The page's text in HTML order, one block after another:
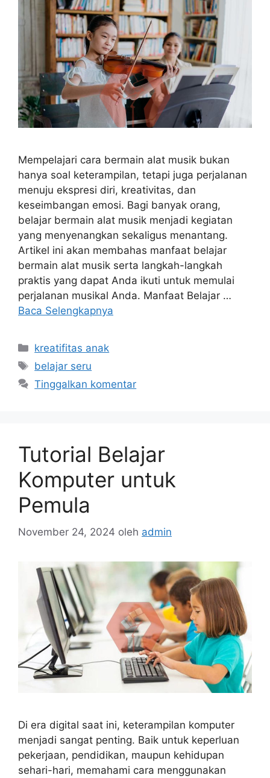
Mempelajari cara bermain alat musik bukan
hanya soal keterampilan, tetapi juga perjalanan
menuju ekspresi diri, kreativitas, dan
keseimbangan emosi. Bagi banyak orang,
belajar bermain alat musik menjadi kegiatan
yang menyenangkan sekaligus menantang.
Artikel ini akan membahas manfaat belajar
bermain alat musik serta langkah-langkah
praktis yang dapat Anda ikuti untuk memulai
perjalanan musikal Anda. Manfaat Belajar …
Baca Selengkapnya
Kategori
kreatifitas anak
Tag
belajar seru
Tinggalkan komentar
Tutorial Belajar
Komputer untuk
Pemula
November 24, 2024 oleh admin
Di era digital saat ini, keterampilan komputer
menjadi sangat penting. Baik untuk keperluan
pekerjaan, pendidikan, maupun kehidupan
sehari-hari, memahami cara menggunakan